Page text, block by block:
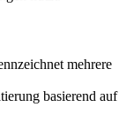
mehrere
basierend auf